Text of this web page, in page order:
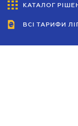
КАТАЛОГ
ВСІ ТАРИФИ